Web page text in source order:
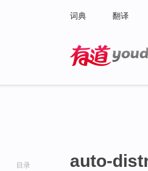
词典 翻译
目录 auto-